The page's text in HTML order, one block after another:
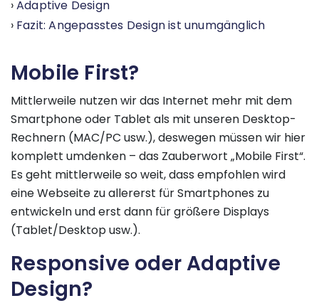
Adaptive Design
Fazit: Angepasstes Design ist unumgänglich
Mobile First?
Mittlerweile nutzen wir das Internet mehr mit dem
Smartphone oder Tablet als mit unseren Desktop-
Rechnern (MAC/PC usw.), deswegen müssen wir hier
komplett umdenken – das Zauberwort „Mobile First“.
Es geht mittlerweile so weit, dass empfohlen wird
eine Webseite zu allererst für Smartphones zu
entwickeln und erst dann für größere Displays
(Tablet/Desktop usw.).
Responsive oder Adaptive
Design?